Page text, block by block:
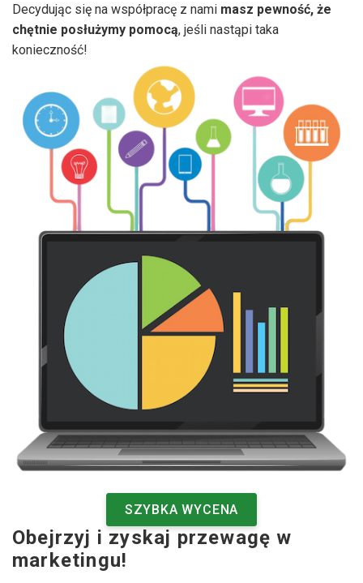
Decydując się na współpracę z nami masz pewność, że
chętnie posłużymy pomocą, jeśli nastąpi taka
konieczność!
SZYBKA WYCENA
Obejrzyj i zyskaj przewagę w
marketingu!